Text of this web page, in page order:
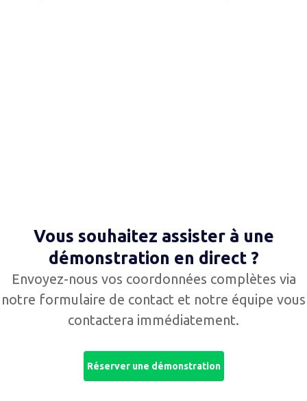
Vous souhaitez assister à une
démonstration en direct ?
Envoyez-nous vos coordonnées complètes via
notre formulaire de contact et notre équipe vous
contactera immédiatement.
Réserver une démonstration